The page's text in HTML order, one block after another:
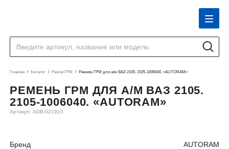
Главная Каталог Ремни ГРМ Ремень ГРМ для а/м ВАЗ 2105. 2105-1006040. «AUTORAM»
РЕМЕНЬ ГРМ ДЛЯ А/М ВАЗ 2105.
2105-1006040. «AUTORAM»
Артикул: ADB-021915
Бренд
AUTORAM